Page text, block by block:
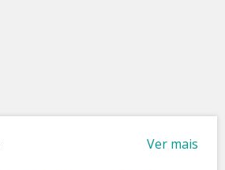
Ver mais